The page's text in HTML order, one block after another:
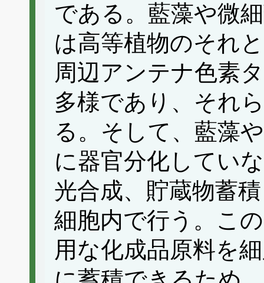
である。藍藻や微
は高等植物のそれ
周辺アンテナ色素
多様であり、それ
る。そして、藍藻
に器官分化してい
光合成、貯蔵物蓄
細胞内で行う。こ
用な化成品原料を